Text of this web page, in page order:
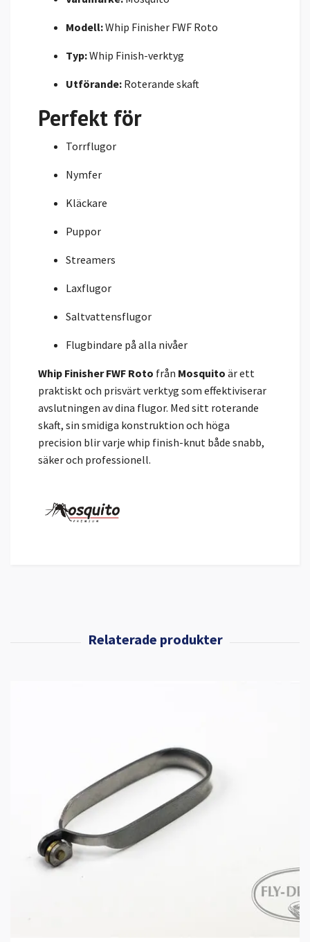
Modell:Whip Finisher FWF Roto
Typ:Whip Finish-verktyg
Utförande: Roterande skaft
Perfekt för
Torrflugor
Nymfer
Kläckare
Puppor
Streamers
Laxflugor
Saltvattensflugor
Flugbindare på alla nivåer
Whip Finisher FWF Roto från Mosquito är ett
praktiskt och prisvärt verktyg som effektiviserar
avslutningen av dina flugor. Med sitt roterande
skaft, sin smidiga konstruktion och höga
precision blir varje whip finish-knut både snabb,
säker och professionell.